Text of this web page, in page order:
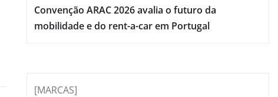
Convenção ARAC 2026 avalia o futuro da
mobilidade e do rent-a-car em Portugal
[MARCAS]